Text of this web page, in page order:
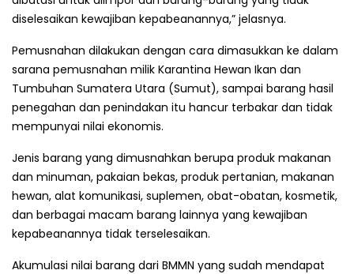
diselesaikan kewajiban kepabeanannya,” jelasnya.
Pemusnahan dilakukan dengan cara dimasukkan ke dalam
sarana pemusnahan milik Karantina Hewan Ikan dan
Tumbuhan Sumatera Utara (Sumut), sampai barang hasil
penegahan dan penindakan itu hancur terbakar dan tidak
mempunyai nilai ekonomis.
Jenis barang yang dimusnahkan berupa produk makanan
dan minuman, pakaian bekas, produk pertanian, makanan
hewan, alat komunikasi, suplemen, obat-obatan, kosmetik,
dan berbagai macam barang lainnya yang kewajiban
kepabeanannya tidak terselesaikan.
Akumulasi nilai barang dari BMMN yang sudah mendapat